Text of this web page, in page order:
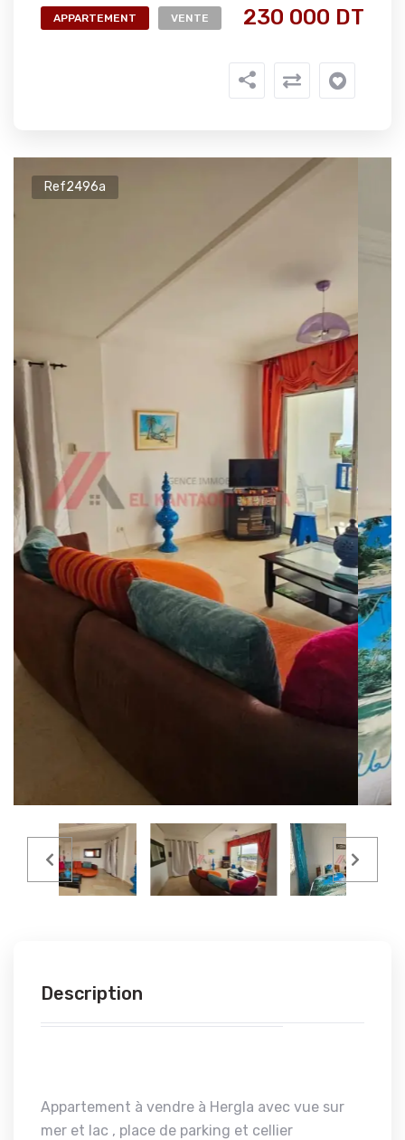
APPARTEMENT VENTE 230 000 DT
Ref2496a
Description
Appartement à vendre à Hergla avec vue sur
mer et lac , place de parking et cellier